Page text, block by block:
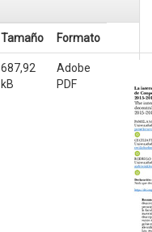
Tamaño Formato
687,92
kB
Adobe
PDF